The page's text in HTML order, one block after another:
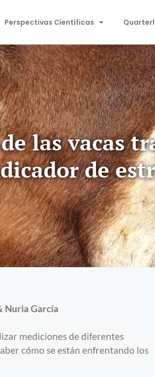
Perspectivas Científicas
las vacas
de
Nuria García
mediciones de diferentes
cómo se están enfrentando los